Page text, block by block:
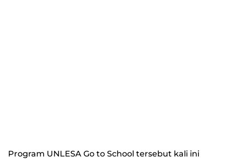
Program UNLESA Go to School tersebut kali ini